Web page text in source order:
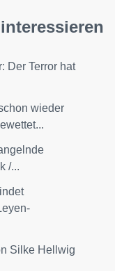
Der Terror hat
wieder
/...
Silke Hellwig